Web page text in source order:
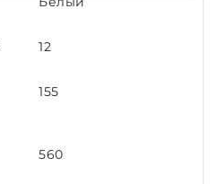
12
155
560